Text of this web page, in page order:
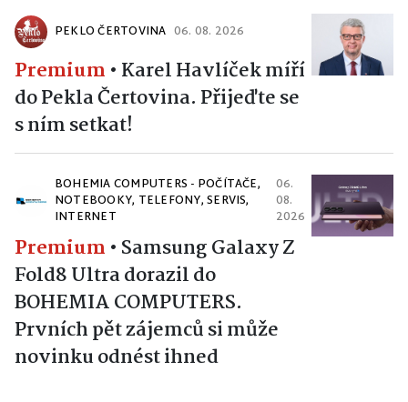
PEKLO ČERTOVINA 06. 08. 2026
Premium • Karel Havlíček míří
do Pekla Čertovina. Přijeďte se
s ním setkat!
BOHEMIA COMPUTERS - POČÍTAČE,
NOTEBOOKY, TELEFONY, SERVIS,
INTERNET
06.
08.
2026
Premium • Samsung Galaxy Z
Fold8 Ultra dorazil do
BOHEMIA COMPUTERS.
Prvních pět zájemců si může
novinku odnést ihned